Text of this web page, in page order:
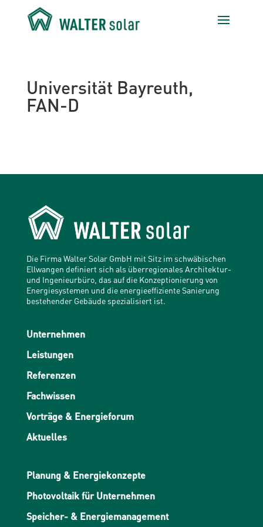
Universität Bayreuth,
FAN-D
Die Firma Walter Solar GmbH mit Sitz im schwäbischen
Ellwangen definiert sich als überregionales Architektur-
und Ingenieurbüro, das auf die Konzeptionierung von
Energiesystemen und die energieeffiziente Sanierung
bestehender Gebäude spezialisiert ist.
Unternehmen
Leistungen
Referenzen
Fachwissen
Vorträge & Energieforum
Aktuelles
Planung & Energiekonzepte
Photovoltaik für Unternehmen
Speicher- & Energiemanagement